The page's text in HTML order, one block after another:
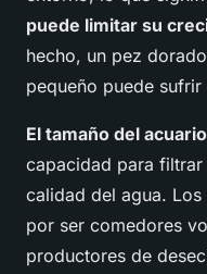
puede limitar su
hecho, un pez
pequeño puede
El tamaño del acuario
capacidad para filtrar
calidad del agua.
por ser comedores
productores de